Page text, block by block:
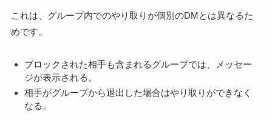
これは、グループ内でのやり取りが個別のDMとは異なるた
めです。
ブロックされた相手も含まれるグループでは、メッセー
ジが表示される。
相手がグループから退出した場合はやり取りができなく
なる。